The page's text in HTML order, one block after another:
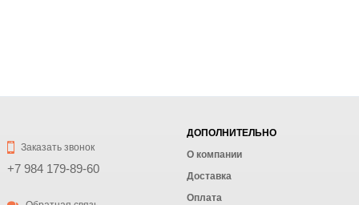
Заказать звонок
+7 984 179-89-60
ДОПОЛНИТЕЛЬНО
О компании
Доставка
Оплата